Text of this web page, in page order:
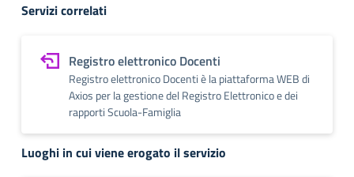
Servizi correlati
Registro elettronico Docenti
Registro elettronico Docenti è la piattaforma WEB di
Axios per la gestione del Registro Elettronico e dei
rapporti Scuola-Famiglia
Luoghi in cui viene erogato il servizio